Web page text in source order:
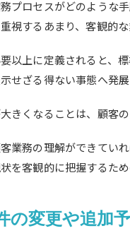
プロセスがどのような
視するあまり、客観的
以上に定義されると、
せざる得ない事態へ発展
きくなることは、顧客
業務の理解ができてい
を客観的に把握するた
の変更や追加